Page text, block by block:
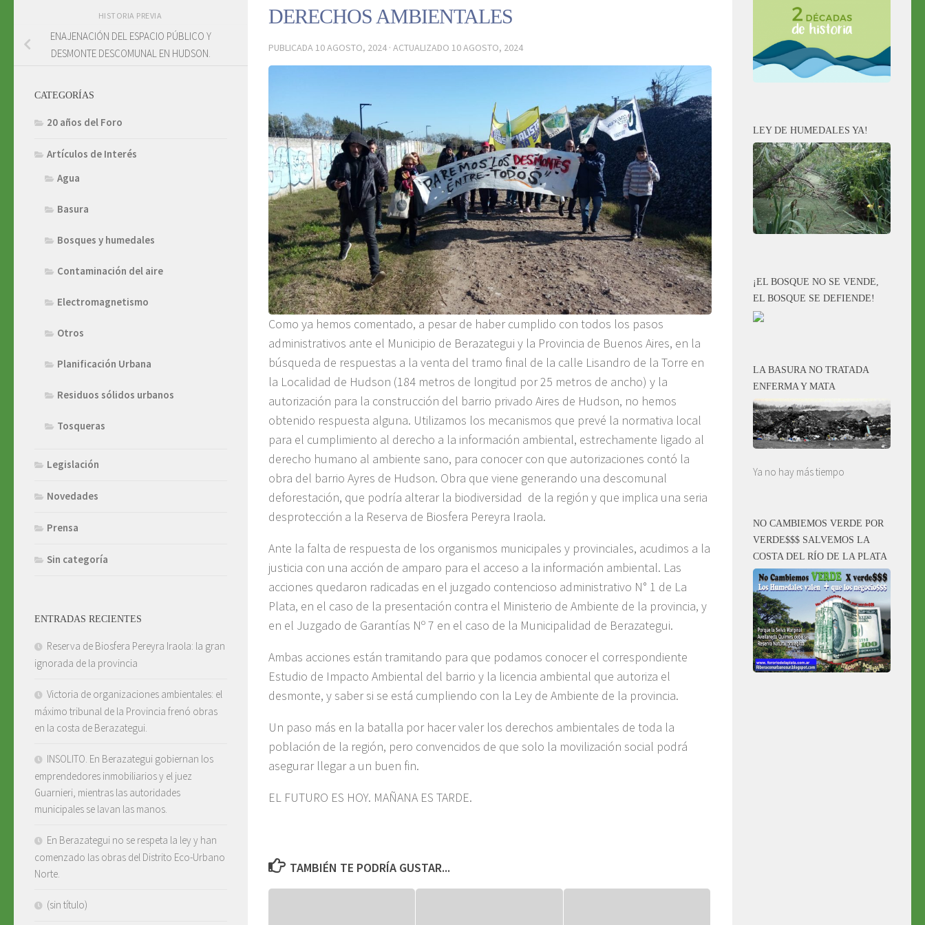
DERECHOS AMBIENTALES
PUBLICADA 10 AGOSTO, 2024 · ACTUALIZADO 10 AGOSTO, 2024
Como ya hemos comentado, a pesar de haber cumplido con todos los pasos
administrativos ante el Municipio de Berazategui y la Provincia de Buenos Aires, en la
búsqueda de respuestas a la venta del tramo final de la calle Lisandro de la Torre en
la Localidad de Hudson (184 metros de longitud por 25 metros de ancho) y la
autorización para la construcción del barrio privado Aires de Hudson, no hemos
obtenido respuesta alguna. Utilizamos los mecanismos que prevé la normativa local
para el cumplimiento al derecho a la información ambiental, estrechamente ligado al
derecho humano al ambiente sano, para conocer con que autorizaciones contó la
obra del barrio Ayres de Hudson. Obra que viene generando una descomunal
deforestación, que podría alterar la biodiversidad de la región y que implica una seria
desprotección a la Reserva de Biosfera Pereyra Iraola.
Ante la falta de respuesta de los organismos municipales y provinciales, acudimos a la
justicia con una acción de amparo para el acceso a la información ambiental. Las
acciones quedaron radicadas en el juzgado contencioso administrativo N° 1 de La
Plata, en el caso de la presentación contra el Ministerio de Ambiente de la provincia, y
en el Juzgado de Garantías Nº 7 en el caso de la Municipalidad de Berazategui.
Ambas acciones están tramitando para que podamos conocer el correspondiente
Estudio de Impacto Ambiental del barrio y la licencia ambiental que autoriza el
desmonte, y saber si se está cumpliendo con la Ley de Ambiente de la provincia.
Un paso más en la batalla por hacer valer los derechos ambientales de toda la
población de la región, pero convencidos de que solo la movilización social podrá
asegurar llegar a un buen fin.
EL FUTURO ES HOY. MAÑANA ES TARDE.
TAMBIÉN TE PODRÍA GUSTAR...
HISTORIA PREVIA
ENAJENACIÓN DEL ESPACIO PÚBLICO Y
DESMONTE DESCOMUNAL EN HUDSON.
CATEGORÍAS
20 años del Foro
Artículos de Interés
Agua
Basura
Bosques y humedales
Contaminación del aire
Electromagnetismo
Otros
Planificación Urbana
Residuos sólidos urbanos
Tosqueras
Legislación
Novedades
Prensa
Sin categoría
ENTRADAS RECIENTES
Reserva de Biosfera Pereyra Iraola: la gran
ignorada de la provincia
Victoria de organizaciones ambientales: el
máximo tribunal de la Provincia frenó obras
en la costa de Berazategui.
INSOLITO. En Berazategui gobiernan los
emprendedores inmobiliarios y el juez
Guarnieri, mientras las autoridades
municipales se lavan las manos.
En Berazategui no se respeta la ley y han
comenzado las obras del Distrito Eco-Urbano
Norte.
(sin título)
LEY DE HUMEDALES YA!
¡EL BOSQUE NO SE VENDE,
EL BOSQUE SE DEFIENDE!
LA BASURA NO TRATADA
ENFERMA Y MATA
Ya no hay más tiempo
NO CAMBIEMOS VERDE POR
VERDE$$$ SALVEMOS LA
COSTA DEL RÍO DE LA PLATA